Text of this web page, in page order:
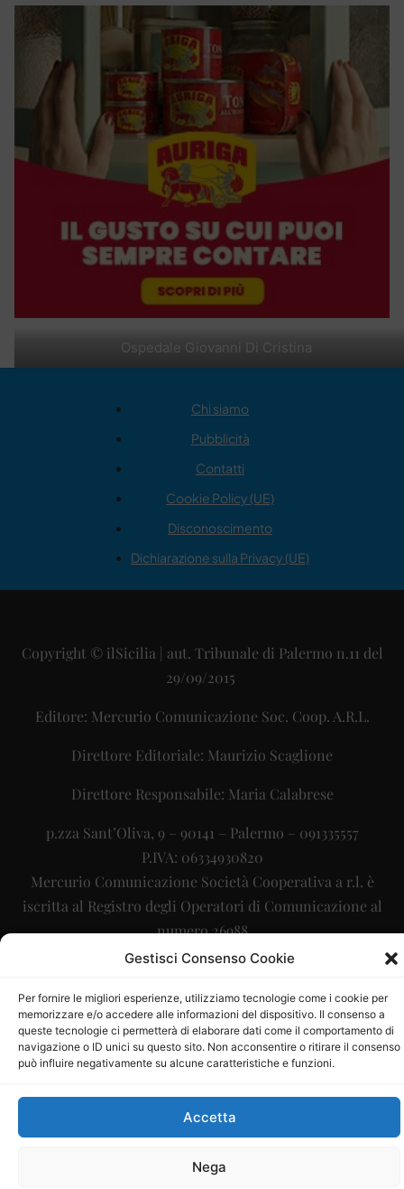
Gestisci Consenso Cookie
Per fornire le migliori esperienze, utilizziamo tecnologie come i cookie per
memorizzare e/o accedere alle informazioni del dispositivo. Il consenso a
queste tecnologie ci permetterà di elaborare dati come il comportamento di
navigazione o ID unici su questo sito. Non acconsentire o ritirare il consenso
può influire negativamente su alcune caratteristiche e funzioni.
Accetta
Nega
Ospedale Giovanni Di Cristina
Chi siamo
Pubblicità
Contatti
Cookie Policy (UE)
Disconoscimento
Dichiarazione sulla Privacy (UE)
Copyright © ilSicilia | aut. Tribunale di Palermo n.11 del
29/09/2015
Editore: Mercurio Comunicazione Soc. Coop. A.R.L.
Direttore Editoriale: Maurizio Scaglione
Direttore Responsabile: Maria Calabrese
p.zza Sant’Oliva, 9 – 90141 – Palermo – 091335557
P.IVA: 06334930820
Mercurio Comunicazione Società Cooperativa a r.l. è
iscritta al Registro degli Operatori di Comunicazione al
numero 26988
Sito gestito daLa Digitale srl– info@ladigitale.it